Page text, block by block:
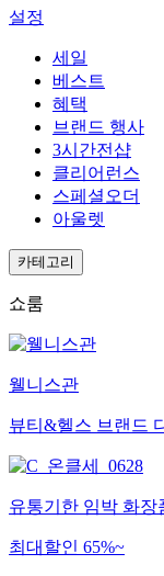
설정
세일
베스트
혜택
브랜드 행사
3시간전샵
클리어런스
스페셜오더
아울렛
카테고리
쇼룸
웰니스관
뷰티&헬스 브랜드
유통기한 임박 화장
최대할인 65%~